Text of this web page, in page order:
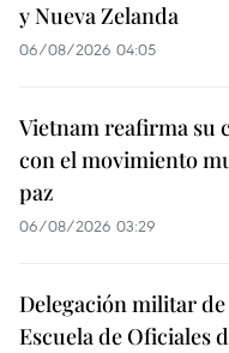
y Nueva Zelanda
06/08/2026 04:05
Vietnam reafirma su
con el movimiento
paz
06/08/2026 03:29
Delegación militar
Escuela de Oficiales